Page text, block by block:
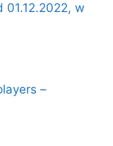
01.12.2022, w
–